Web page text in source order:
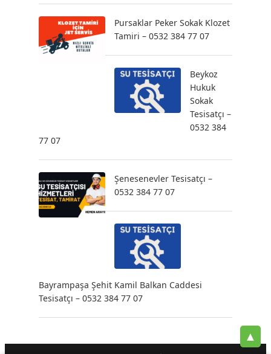
Pursaklar Peker Sokak Klozet
Tamiri – 0532 384 77 07
Beykoz
Hukuk
Sokak
Tesisatçı –
0532 384
77 07
Şenesenevler Tesisatçı –
0532 384 77 07
Bayrampaşa Şehit Kamil Balkan Caddesi
Tesisatçı – 0532 384 77 07
▲